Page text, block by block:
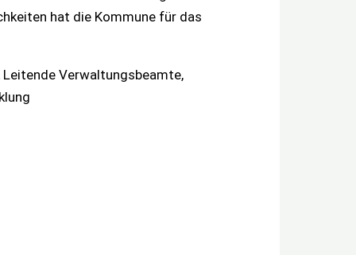
hat die Kommune für das
Verwaltungsbeamte,